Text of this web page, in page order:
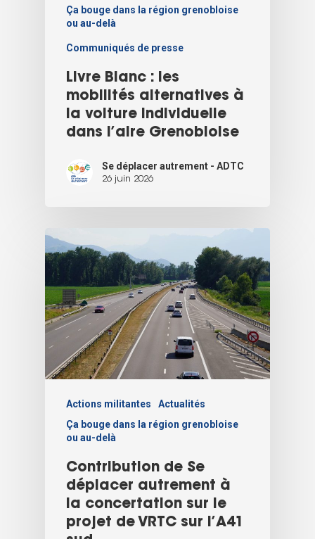
Ça bouge dans la région grenobloise
ou au-delà
Communiqués de presse
Livre Blanc : les
mobilités alternatives à
la voiture individuelle
dans l’aire Grenobloise
Se déplacer autrement - ADTC
26 juin 2026
Actions militantes
Actualités
Ça bouge dans la région grenobloise
ou au-delà
Contribution de Se
déplacer autrement à
la concertation sur le
projet de VRTC sur l’A41